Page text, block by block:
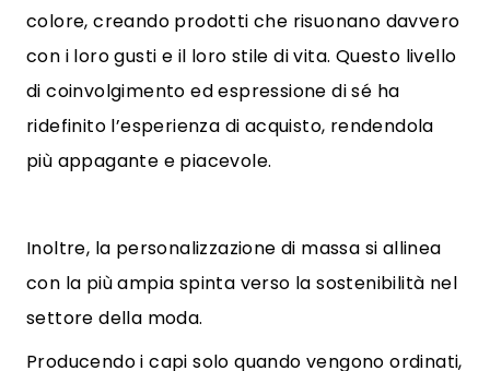
colore, creando prodotti che risuonano davvero
con i loro gusti e il loro stile di vita. Questo livello
di coinvolgimento ed espressione di sé ha
ridefinito l’esperienza di acquisto, rendendola
più appagante e piacevole.
Inoltre, la personalizzazione di massa si allinea
con la più ampia spinta verso la sostenibilità nel
settore della moda.
Producendo i capi solo quando vengono ordinati,